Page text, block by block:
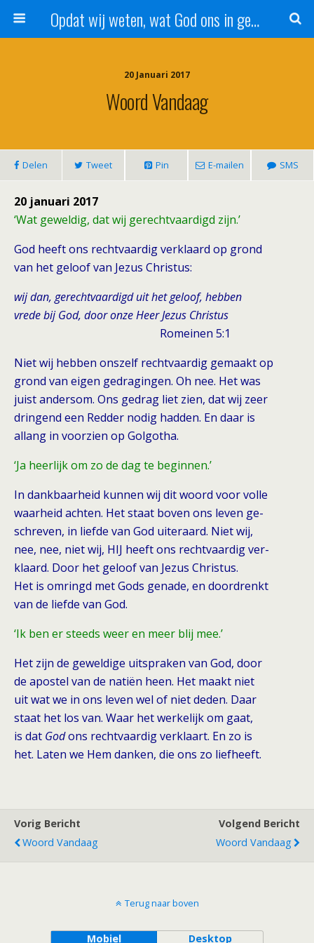
Opdat wij weten, wat God ons in genade schenkt!
20 Januari 2017
Woord Vandaag
Delen Tweet Pin E-mailen SMS
20 januari 2017
‘Wat geweldig, dat wij gerechtvaardigd zijn.’
God heeft ons rechtvaardig verklaard op grond
van het geloof van Jezus Christus:
wij dan, gerechtvaardigd uit het geloof, hebben
vrede bij God, door onze Heer Jezus Christus
Romeinen 5:1
Niet wij hebben onszelf rechtvaardig gemaakt op
grond van eigen gedragingen. Oh nee. Het was
juist andersom. Ons gedrag liet zien, dat wij zeer
dringend een Redder nodig hadden. En daar is
allang in voorzien op Golgotha.
‘Ja heerlijk om zo de dag te beginnen.’
In dankbaarheid kunnen wij dit woord voor volle
waarheid achten. Het staat boven ons leven ge-
schreven, in liefde van God uiteraard. Niet wij,
nee, nee, niet wij, HIJ heeft ons rechtvaardig ver-
klaard. Door het geloof van Jezus Christus.
Het is omringd met Gods genade, en doordrenkt
van de liefde van God.
‘Ik ben er steeds weer en meer blij mee.’
Het zijn de geweldige uitspraken van God, door
de apostel van de natiën heen. Het maakt niet
uit wat we in ons leven wel of niet deden. Daar
staat het los van. Waar het werkelijk om gaat,
is dat Godons rechtvaardig verklaart. En zo is
het. Laten we Hem danken, die ons zo liefheeft.
Vorig Bericht
Woord Vandaag
Volgend Bericht
Woord Vandaag
Terug naar boven
Mobiel Desktop